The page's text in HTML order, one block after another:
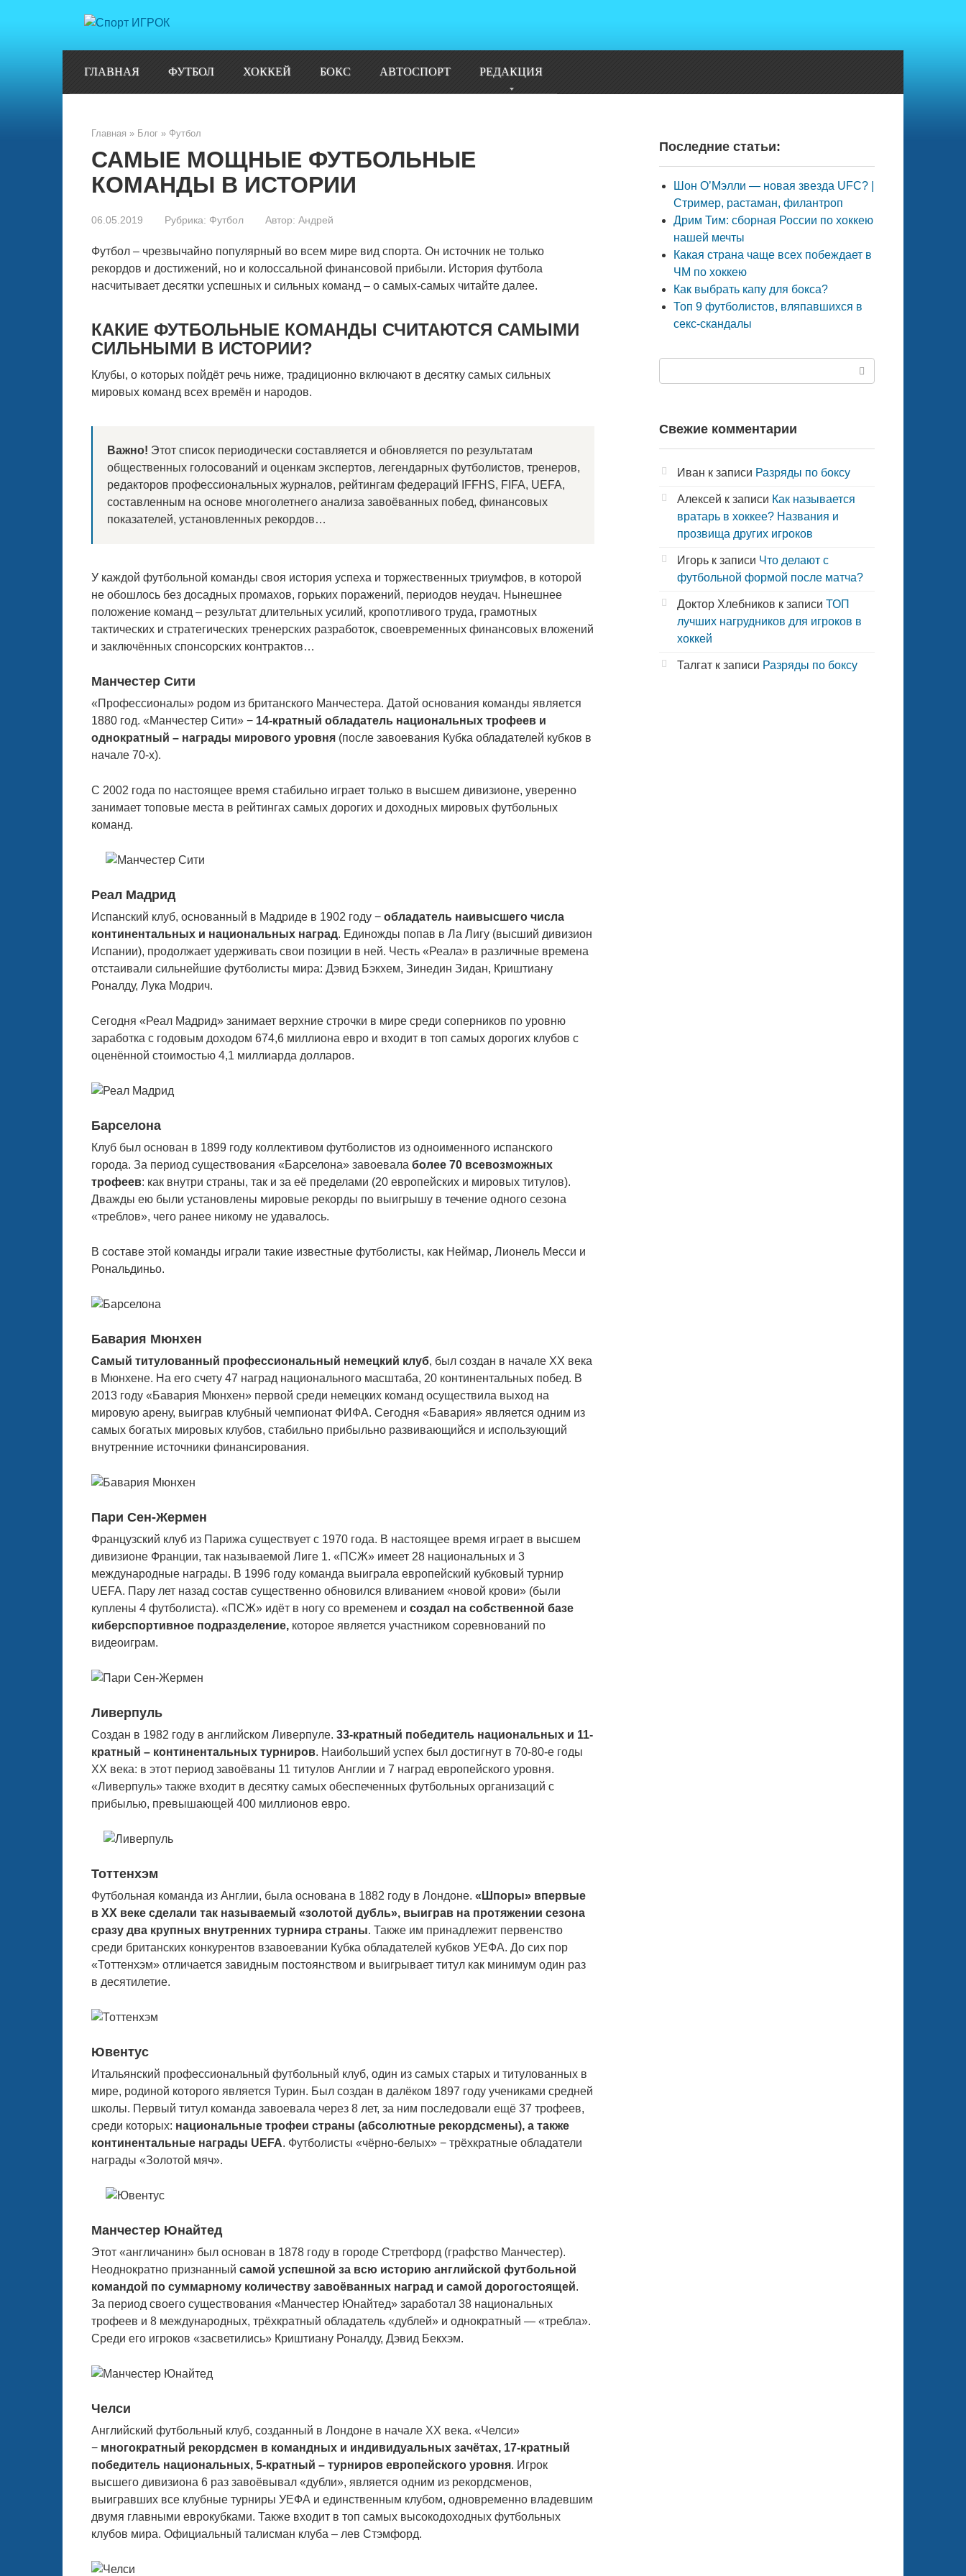
ГЛАВНАЯ ФУТБОЛ ХОККЕЙ БОКС АВТОСПОРТ РЕДАКЦИЯ
Главная » Блог » Футбол
САМЫЕ МОЩНЫЕ ФУТБОЛЬНЫЕ
КОМАНДЫ В ИСТОРИИ
06.05.2019 Рубрика: Футбол Автор: Андрей
Футбол – чрезвычайно популярный во всем мире вид спорта. Он источник не только
рекордов и достижений, но и колоссальной финансовой прибыли. История футбола
насчитывает десятки успешных и сильных команд – о самых-самых читайте далее.
КАКИЕ ФУТБОЛЬНЫЕ КОМАНДЫ СЧИТАЮТСЯ САМЫМИ
СИЛЬНЫМИ В ИСТОРИИ?
Клубы, о которых пойдёт речь ниже, традиционно включают в десятку самых сильных
мировых команд всех времён и народов.
Важно! Этот список периодически составляется и обновляется по результатам
общественных голосований и оценкам экспертов, легендарных футболистов, тренеров,
редакторов профессиональных журналов, рейтингам федераций IFFHS, FIFA, UEFA,
составленным на основе многолетнего анализа завоёванных побед, финансовых
показателей, установленных рекордов…
У каждой футбольной команды своя история успеха и торжественных триумфов, в которой
не обошлось без досадных промахов, горьких поражений, периодов неудач. Нынешнее
положение команд – результат длительных усилий, кропотливого труда, грамотных
тактических и стратегических тренерских разработок, своевременных финансовых вложений
и заключённых спонсорских контрактов…
Манчестер Сити
«Профессионалы» родом из британского Манчестера. Датой основания команды является
1880 год. «Манчестер Сити» − 14-кратный обладатель национальных трофеев и
однократный – награды мирового уровня (после завоевания Кубка обладателей кубков в
начале 70-х).
С 2002 года по настоящее время стабильно играет только в высшем дивизионе, уверенно
занимает топовые места в рейтингах самых дорогих и доходных мировых футбольных
команд.
Реал Мадрид
Испанский клуб, основанный в Мадриде в 1902 году − обладатель наивысшего числа
континентальных и национальных наград. Единожды попав в Ла Лигу (высший дивизион
Испании), продолжает удерживать свои позиции в ней. Честь «Реала» в различные времена
отстаивали сильнейшие футболисты мира: Дэвид Бэкхем, Зинедин Зидан, Криштиану
Роналду, Лука Модрич.
Сегодня «Реал Мадрид» занимает верхние строчки в мире среди соперников по уровню
заработка с годовым доходом 674,6 миллиона евро и входит в топ самых дорогих клубов с
оценённой стоимостью 4,1 миллиарда долларов.
Барселона
Клуб был основан в 1899 году коллективом футболистов из одноименного испанского
города. За период существования «Барселона» завоевала более 70 всевозможных
трофеев: как внутри страны, так и за её пределами (20 европейских и мировых титулов).
Дважды ею были установлены мировые рекорды по выигрышу в течение одного сезона
«треблов», чего ранее никому не удавалось.
В составе этой команды играли такие известные футболисты, как Неймар, Лионель Месси и
Рональдиньо.
Бавария Мюнхен
Самый титулованный профессиональный немецкий клуб, был создан в начале XX века
в Мюнхене. На его счету 47 наград национального масштаба, 20 континентальных побед. В
2013 году «Бавария Мюнхен» первой среди немецких команд осуществила выход на
мировую арену, выиграв клубный чемпионат ФИФА. Сегодня «Бавария» является одним из
самых богатых мировых клубов, стабильно прибыльно развивающийся и использующий
внутренние источники финансирования.
Пари Сен-Жермен
Французский клуб из Парижа существует с 1970 года. В настоящее время играет в высшем
дивизионе Франции, так называемой Лиге 1. «ПСЖ» имеет 28 национальных и 3
международные награды. В 1996 году команда выиграла европейский кубковый турнир
UEFA. Пару лет назад состав существенно обновился вливанием «новой крови» (были
куплены 4 футболиста). «ПСЖ» идёт в ногу со временем и создал на собственной базе
киберспортивное подразделение, которое является участником соревнований по
видеоиграм.
Ливерпуль
Создан в 1982 году в английском Ливерпуле. 33-кратный победитель национальных и 11-
кратный – континентальных турниров. Наибольший успех был достигнут в 70-80-е годы
XX века: в этот период завоёваны 11 титулов Англии и 7 наград европейского уровня.
«Ливерпуль» также входит в десятку самых обеспеченных футбольных организаций с
прибылью, превышающей 400 миллионов евро.
Тоттенхэм
Футбольная команда из Англии, была основана в 1882 году в Лондоне. «Шпоры» впервые
в XX веке сделали так называемый «золотой дубль», выиграв на протяжении сезона
сразу два крупных внутренних турнира страны. Также им принадлежит первенство
среди британских конкурентов взавоевании Кубка обладателей кубков УЕФА. До сих пор
«Тоттенхэм» отличается завидным постоянством и выигрывает титул как минимум один раз
в десятилетие.
Ювентус
Итальянский профессиональный футбольный клуб, один из самых старых и титулованных в
мире, родиной которого является Турин. Был создан в далёком 1897 году учениками средней
школы. Первый титул команда завоевала через 8 лет, за ним последовали ещё 37 трофеев,
среди которых: национальные трофеи страны (абсолютные рекордсмены), а также
континентальные награды UEFA. Футболисты «чёрно-белых» − трёхкратные обладатели
награды «Золотой мяч».
Манчестер Юнайтед
Этот «англичанин» был основан в 1878 году в городе Стретфорд (графство Манчестер).
Неоднократно признанный самой успешной за всю историю английской футбольной
командой по суммарному количеству завоёванных наград и самой дорогостоящей.
За период своего существования «Манчестер Юнайтед» заработал 38 национальных
трофеев и 8 международных, трёхкратный обладатель «дублей» и однократный — «требла».
Среди его игроков «засветились» Криштиану Роналду, Дэвид Бекхэм.
Челси
Английский футбольный клуб, созданный в Лондоне в начале XX века. «Челси»
− многократный рекордсмен в командных и индивидуальных зачётах, 17-кратный
победитель национальных, 5-кратный – турниров европейского уровня. Игрок
высшего дивизиона 6 раз завоёвывал «дубли», является одним из рекордсменов,
выигравших все клубные турниры УЕФА и единственным клубом, одновременно владевшим
двумя главными еврокубками. Также входит в топ самых высокодоходных футбольных
клубов мира. Официальный талисман клуба – лев Стэмфорд.
Последние статьи:
Шон О’Мэлли — новая звезда UFC? |
Стример, растаман, филантроп
Дрим Тим: сборная России по хоккею
нашей мечты
Какая страна чаще всех побеждает в
ЧМ по хоккею
Как выбрать капу для бокса?
Топ 9 футболистов, вляпавшихся в
секс-скандалы
Свежие комментарии
Иван к записи Разряды по боксу
Алексей к записи Как называется
вратарь в хоккее? Названия и
прозвища других игроков
Игорь к записи Что делают с
футбольной формой после матча?
Доктор Хлебников к записи ТОП
лучших нагрудников для игроков в
хоккей
Талгат к записи Разряды по боксу